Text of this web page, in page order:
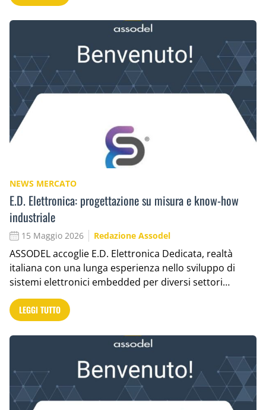
NEWS MERCATO
E.D. Elettronica: progettazione su misura e know-how
industriale
15 Maggio 2026 Redazione Assodel
ASSODEL accoglie E.D. Elettronica Dedicata, realtà
italiana con una lunga esperienza nello sviluppo di
sistemi elettronici embedded per diversi settori…
LEGGI TUTTO